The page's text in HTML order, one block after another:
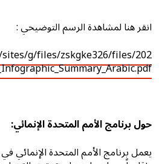
انقر هنا لمشاهدة الرسم التوضيحي :
g/files/zskgke326/files/202
حول برنامج الأمم المتحدة الإنمائي: